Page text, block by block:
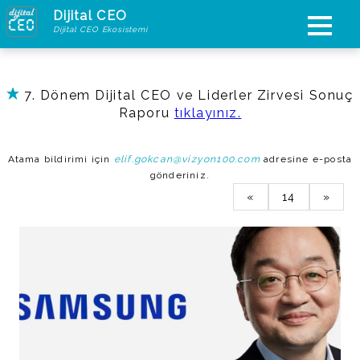
Dijital CEO
Dijital CEO Ekosistemi
7. Dönem Dijital CEO ve Liderler Zirvesi Sonuç
Raporu tıklayınız.
Atama bildirimi için elif.gokcan@vizyon100.comadresine e-posta
gönderiniz.
« 14 »
Başkan
Kanada´da 2019´da Samsung
Electronics Başkanı olarak
atanan Jo, Kuzey Amerika
pazarında şirketin etkinliğini ve
pazar payını artırmada önemli
başarılara imza attı. 2021´de